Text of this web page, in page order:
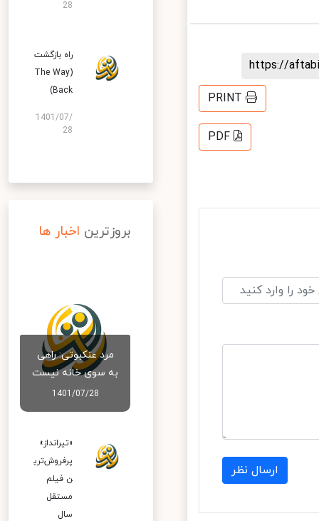
https://
PRINT
PDF
ارسال نظر
28
راه بازگشت
(The Way
Back)
1401/07/
28
بروزترین اخبار ها
مرد عنکبوتی: راهی
به سوی خانه نیست
1401/07/28
«تیرانداز»
پرفروش‌تری
ن فیلم
مستقل
سال